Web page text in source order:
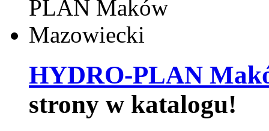
HYDRO-PLAN
strony w katalogu!